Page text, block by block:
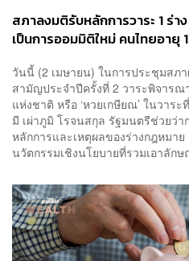
สภาลงมติรับหลักการวาระ 1 ร่
เป็นการออมมิติใหม่ คนไทยอายุ
วันนี้ (2 เมษายน) ในการประชุมสภ
สามัญประจำปีครั้งที่ 2 วาระพิจารณ
แห่งชาติ หรือ ‘หวยเกษียณ’ ในวาร
มี เผ่าภูมิ โรจนสกุล รัฐมนตรีช่วยว่า
หลักการและเหตุผลของร่างกฎหมา
นวัตกรรมเชิงนโยบายที่รวมเอาลัก